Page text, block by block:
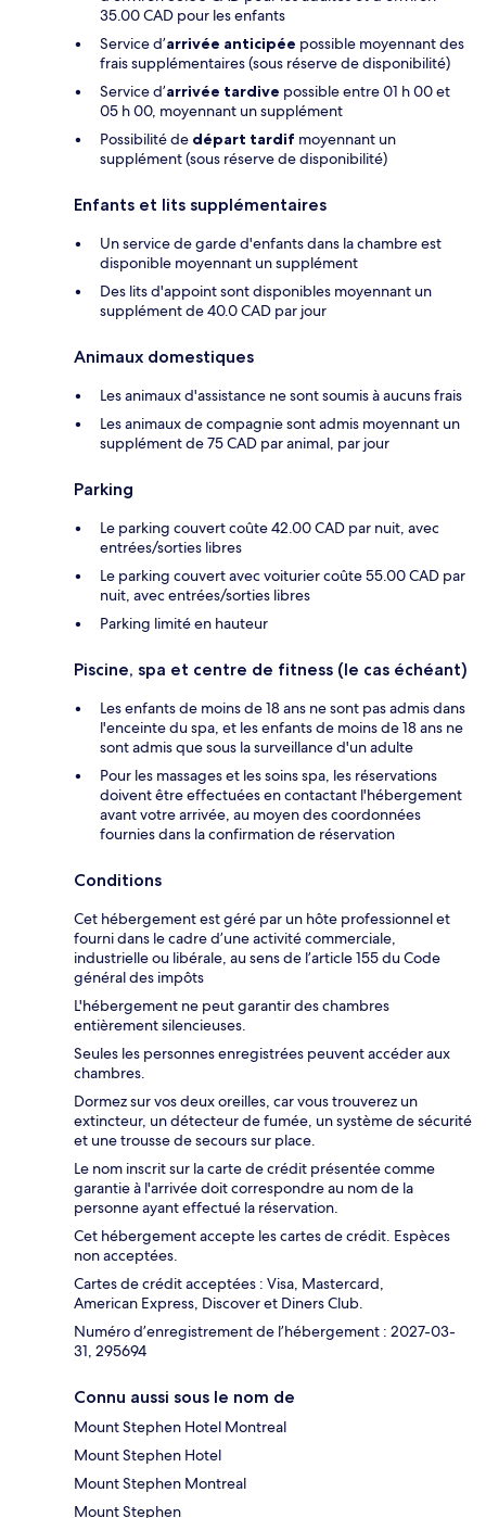
35.00 CAD pour les enfants
Service d’arrivée anticipée possible moyennant des
frais supplémentaires (sous réserve de disponibilité)
Service d’arrivée tardive possible entre 01 h 00 et
05 h 00, moyennant un supplément
Possibilité de départ tardif moyennant un
supplément (sous réserve de disponibilité)
Enfants et lits supplémentaires
Un service de garde d'enfants dans la chambre est
disponible moyennant un supplément
Des lits d'appoint sont disponibles moyennant un
supplément de 40.0 CAD par jour
Animaux domestiques
Les animaux d'assistance ne sont soumis à aucuns frais
Les animaux de compagnie sont admis moyennant un
supplément de 75 CAD par animal, par jour
Parking
Le parking couvert coûte 42.00 CAD par nuit, avec
entrées/sorties libres
Le parking couvert avec voiturier coûte 55.00 CAD par
nuit, avec entrées/sorties libres
Parking limité en hauteur
Piscine, spa et centre de fitness (le cas échéant)
Les enfants de moins de 18 ans ne sont pas admis dans
l'enceinte du spa, et les enfants de moins de 18 ans ne
sont admis que sous la surveillance d'un adulte
Pour les massages et les soins spa, les réservations
doivent être effectuées en contactant l'hébergement
avant votre arrivée, au moyen des coordonnées
fournies dans la confirmation de réservation
Conditions
Cet hébergement est géré par un hôte professionnel et
fourni dans le cadre d’une activité commerciale,
industrielle ou libérale, au sens de l’article 155 du Code
général des impôts
L'hébergement ne peut garantir des chambres
entièrement silencieuses.
Seules les personnes enregistrées peuvent accéder aux
chambres.
Dormez sur vos deux oreilles, car vous trouverez un
extincteur, un détecteur de fumée, un système de sécurité
et une trousse de secours sur place.
Le nom inscrit sur la carte de crédit présentée comme
garantie à l'arrivée doit correspondre au nom de la
personne ayant effectué la réservation.
Cet hébergement accepte les cartes de crédit. Espèces
non acceptées.
Cartes de crédit acceptées : Visa, Mastercard,
American Express, Discover et Diners Club.
Numéro d’enregistrement de l’hébergement : 2027-03-
31, 295694
Connu aussi sous le nom de
Mount Stephen Hotel Montreal
Mount Stephen Hotel
Mount Stephen Montreal
Mount Stephen